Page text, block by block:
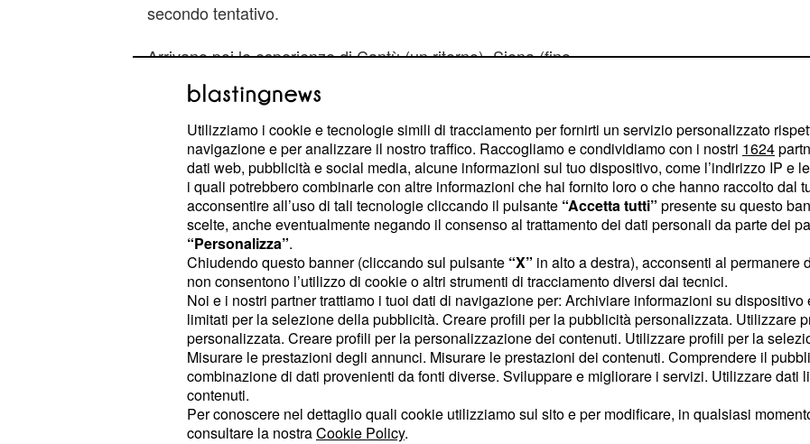
secondo tentativo.
Arrivano poi le esperienze di Cantù (un ritorno), Siena (fino
al 2001) e Udine, prima di passare a
ottiene un'altra promozione in A1 e raggiunge la finale di
Coppa Italia persa contro Treviso. Una breve esperienza alla
Fortitudo Bologna, poi il biennio 2007/09 aCaserta
(promozione in A1 il primo anno e salvezza il secondo),
Montegranaro e ancora Reggio Emilia (in LegaDue).
Nelle ultime due stagioni Frates è stato
assistente
allenatore di Sergio Scariolosulla panchina dell'Olimpia
Milano. Nel suo palmares ci sono anche, con la Nazionale
italiana, unbronzoagli Europei 2003 (assistente di
Recalcati) e unargentoalle Olimpiadi di Atene del 2004.
© RIPRODUZIONE VIETATA
Content sponsored by Outbrain
Utilizziamo i cookie e tecnologie simili di tracciamento per fornirti un servizio personalizzato
navigazione e per analizzare il nostro traffico. Raccogliamo e condividiamo con i nostri 1624
dati web, pubblicità e social media, alcune informazioni sul tuo dispositivo, come l’indirizzo IP e
i quali potrebbero combinarle con altre informazioni che hai fornito loro o che hanno raccolto dal
acconsentire all’uso di tali tecnologie cliccando il pulsante “Accetta tutti” presente su questo
scelte, anche eventualmente negando il consenso al trattamento dei dati personali da parte dei
“Personalizza”.
Chiudendo questo banner (cliccando sul pulsante “X” in alto a destra), acconsenti al
non consentono l’utilizzo di cookie o altri strumenti di tracciamento diversi dai tecnici.
Noi e i nostri partner trattiamo i tuoi dati di navigazione per: Archiviare informazioni su
limitati per la selezione della pubblicità. Creare profili per la pubblicità personalizzata. Utilizzare
personalizzata. Creare profili per la personalizzazione dei contenuti. Utilizzare profili per la
Misurare le prestazioni degli annunci. Misurare le prestazioni dei contenuti. Comprendere il
combinazione di dati provenienti da fonti diverse. Sviluppare e migliorare i servizi. Utilizzare dati
contenuti.
Per conoscere nel dettaglio quali cookie utilizziamo sul sito e per modificare, in qualsiasi
consultare la nostraCookie Policy.